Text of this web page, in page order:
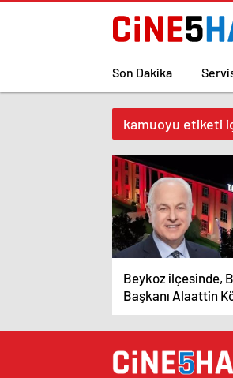
Son Dakika
kamuoyu etiketi
Beykoz ilçesinde,
Başkanı Alaattin
Gözaltına Alındı